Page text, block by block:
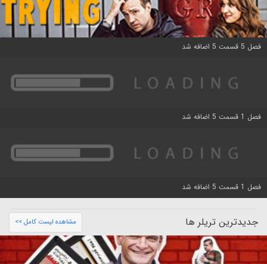
فصل 5 قسمت 5 اضافه شد
فصل 1 قسمت 5 اضافه شد
فصل 1 قسمت 5 اضافه شد
جدیدترین تریلر ها مشاهده لیست کامل >>